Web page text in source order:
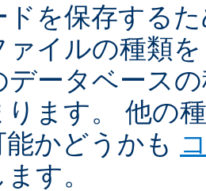
ドを保存する
ァイルの種類
データベース
ります。 他の
かどうかも
す。